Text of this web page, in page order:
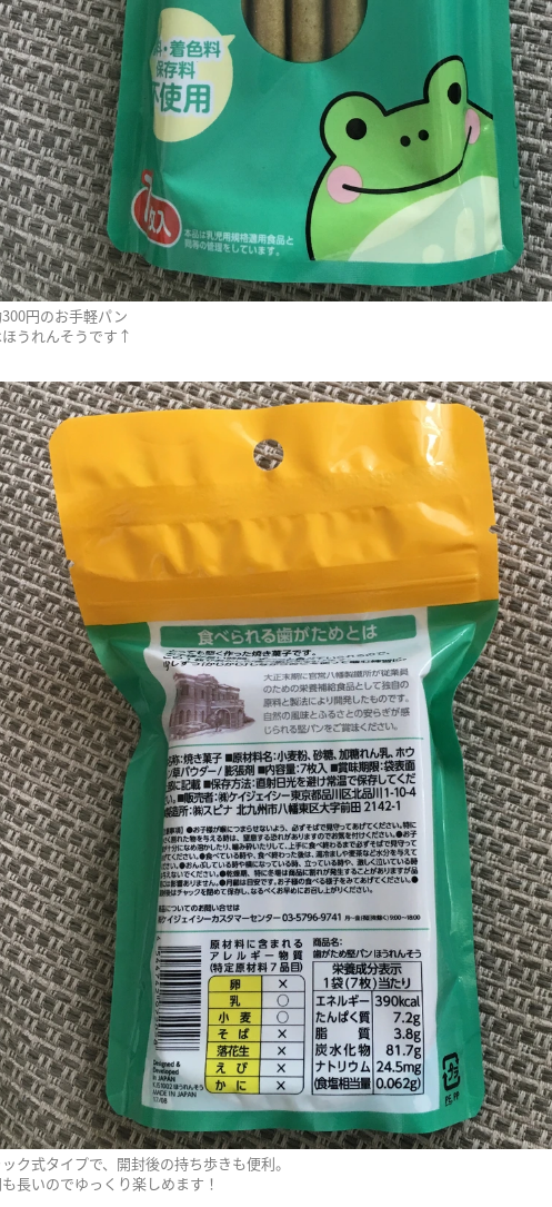
円のお手軽パン
ほうれんそうです↑
ク式タイプで、開封後の持ち歩きも便利。
長いのでゆっくり楽しめます！